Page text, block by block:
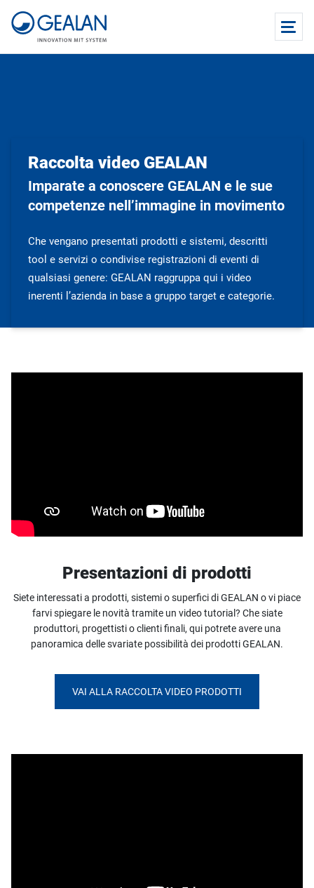
Raccolta video GEALAN
Imparate a conoscere GEALAN e le sue
competenze nell’immagine in movimento
Che vengano presentati prodotti e sistemi, descritti
tool e servizi o condivise registrazioni di eventi di
qualsiasi genere: GEALAN raggruppa qui i video
inerenti l’azienda in base a gruppo target e categorie.
Presentazioni di prodotti
Siete interessati a prodotti, sistemi o superfici di GEALAN o vi piace
farvi spiegare le novità tramite un video tutorial? Che siate
produttori, progettisti o clienti finali, qui potrete avere una
panoramica delle svariate possibilità dei prodotti GEALAN.
VAI ALLA RACCOLTA VIDEO PRODOTTI